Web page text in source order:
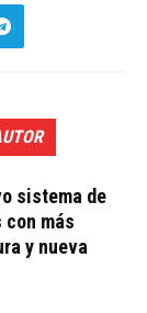
sistema de
más
y nueva